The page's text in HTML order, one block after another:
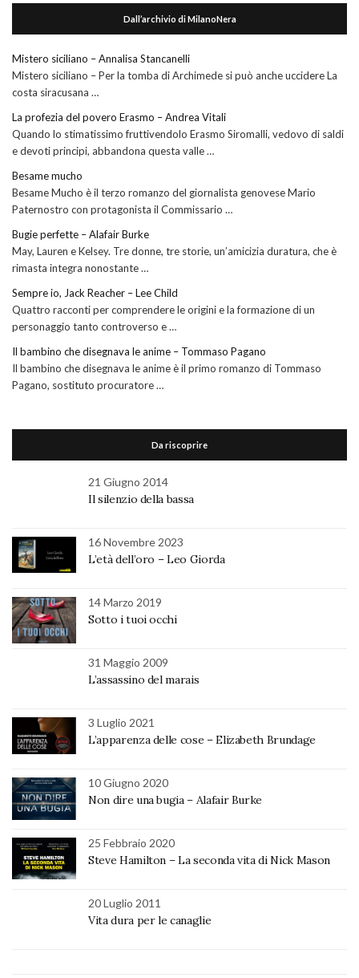
Dall’archivio di MilanoNera
Mistero siciliano – Annalisa Stancanelli
Mistero siciliano – Per la tomba di Archimede si può anche uccidere La
costa siracusana …
La profezia del povero Erasmo – Andrea Vitali
Quando lo stimatissimo fruttivendolo Erasmo Siromalli, vedovo di saldi
e devoti principi, abbandona questa valle …
Besame mucho
Besame Mucho è il terzo romanzo del giornalista genovese Mario
Paternostro con protagonista il Commissario …
Bugie perfette – Alafair Burke
May, Lauren e Kelsey. Tre donne, tre storie, un’amicizia duratura, che è
rimasta integra nonostante …
Sempre io, Jack Reacher – Lee Child
Quattro racconti per comprendere le origini e la formazione di un
personaggio tanto controverso e …
Il bambino che disegnava le anime – Tommaso Pagano
Il bambino che disegnava le anime è il primo romanzo di Tommaso
Pagano, sostituto procuratore …
Da riscoprire
21 Giugno 2014
Il silenzio della bassa
16 Novembre 2023
L’età dell’oro – Leo Giorda
14 Marzo 2019
Sotto i tuoi occhi
31 Maggio 2009
L’assassino del marais
3 Luglio 2021
L’apparenza delle cose – Elizabeth Brundage
10 Giugno 2020
Non dire una bugia – Alafair Burke
25 Febbraio 2020
Steve Hamilton – La seconda vita di Nick Mason
20 Luglio 2011
Vita dura per le canaglie